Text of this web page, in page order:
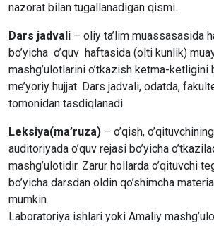
nazorat bilan tugallanadigan qismi.
Dars jadvali – oliy ta’lim muassasasida
bo’yicha o’quv haftasida (olti kunlik)
mashg’ulotlarini o’tkazish ketma-ketligini
me’yoriy hujjat. Dars jadvali, odatda,
tomonidan tasdiqlanadi.
Leksiya(ma’ruza) – o’qish,
auditoriyada o’quv rejasi bo’yicha
mashg’ulotidir. Zarur hollarda o’qituvchi
bo’yicha darsdan oldin qo’shimcha
mumkin.
Laboratoriya ishlari yoki Amaliy